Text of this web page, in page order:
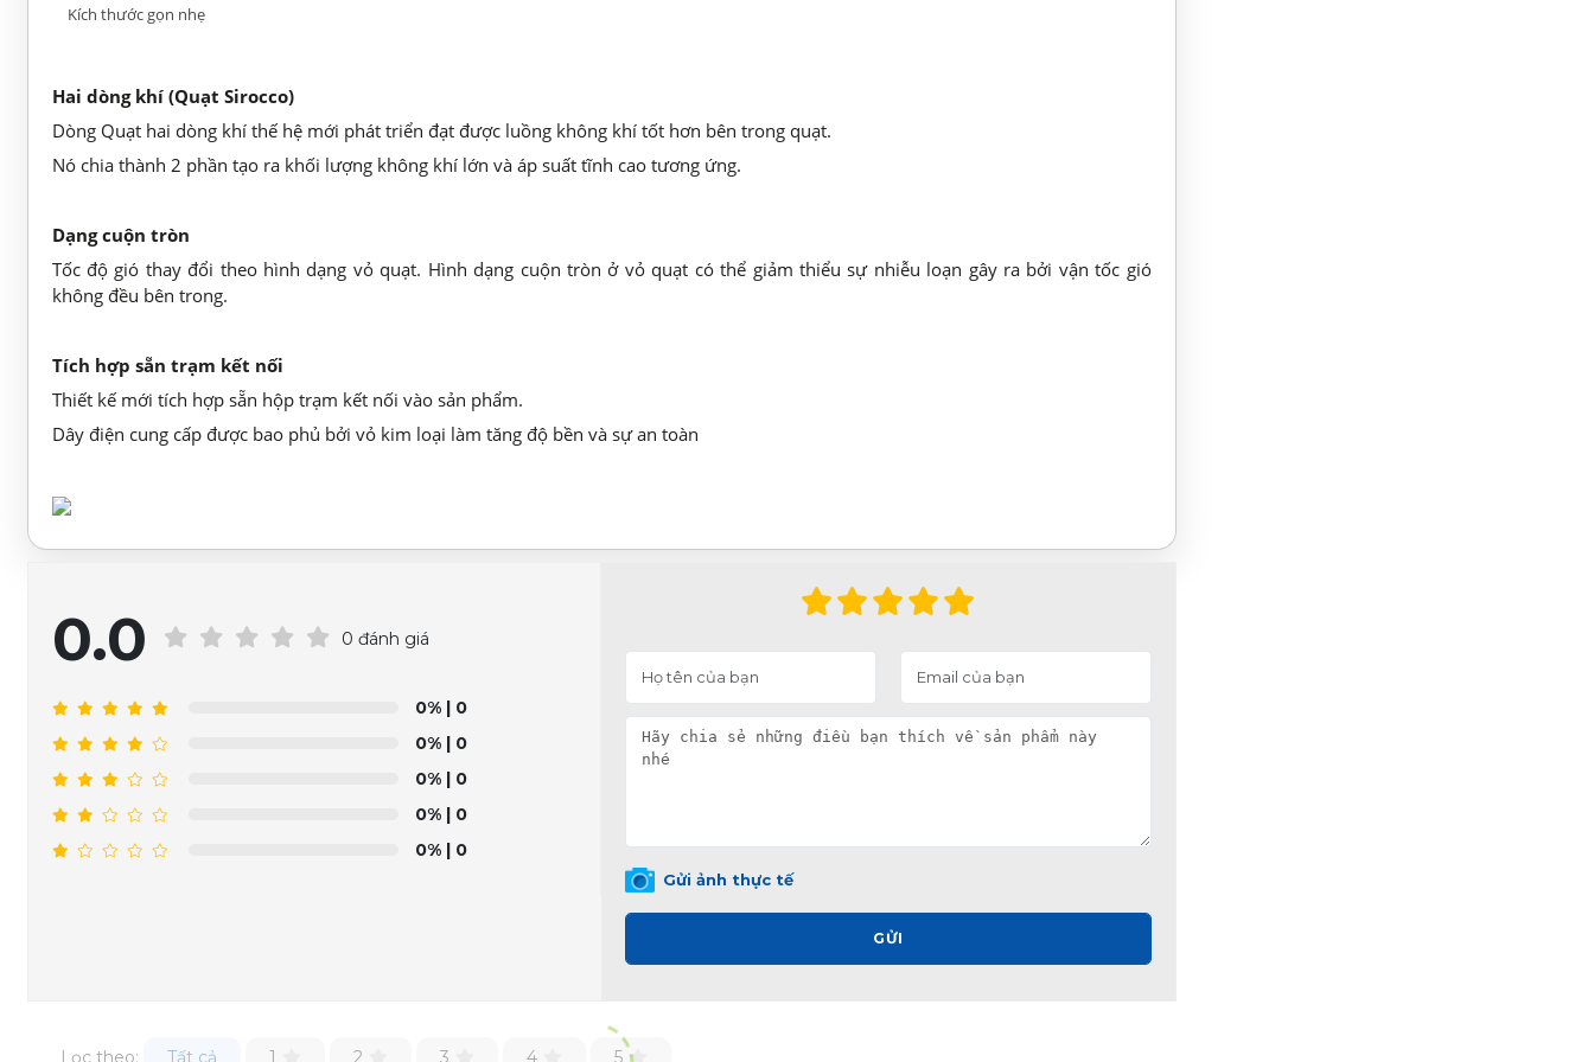
Kích thước gọn nhẹ
Hai dòng khí (Quạt Sirocco)
Dòng Quạt hai dòng khí thế hệ mới phát triển đạt được luồng không khí tốt hơn bên trong quạt.
Nó chia thành 2 phần tạo ra khối lượng không khí lớn và áp suất tĩnh cao tương ứng.
Dạng cuộn tròn
Tốc độ gió thay đổi theo hình dạng vỏ quạt. Hình dạng cuộn tròn ở vỏ quạt có thể giảm thiểu sự nhiễu loạn gây ra bởi vận tốc gió
không đều bên trong.
Tích hợp sẵn trạm kết nối
Thiết kế mới tích hợp sẵn hộp trạm kết nối vào sản phẩm.
Dây điện cung cấp được bao phủ bởi vỏ kim loại làm tăng độ bền và sự an toàn
0.0 0 đánh giá
0%| 0
0%| 0
0%| 0
0%| 0
0%| 0
Gửi ảnh thực tế
GỬI
Lọc theo: Tất cả 1 2 3 4 5